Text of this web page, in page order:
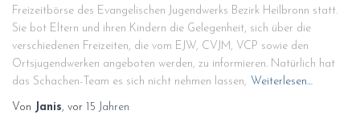
Freizeitbörse des Evangelischen Jugendwerks Bezirk Heilbronn statt.
Sie bot Eltern und ihren Kindern die Gelegenheit, sich über die
verschiedenen Freizeiten, die vom EJW, CVJM, VCP sowie den
Ortsjugendwerken angeboten werden, zu informieren. Natürlich hat
das Schachen-Team es sich nicht nehmen lassen, Weiterlesen…
Von Janis, vor 15 Jahren